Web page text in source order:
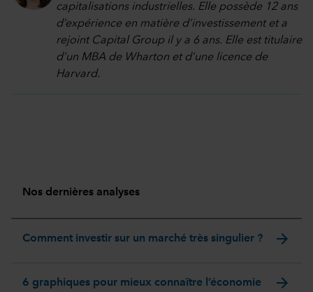
capitalisations industrielles. Elle possède 12 ans
d’expérience en matière d’investissement et a
rejoint Capital Group il y a 6 ans. Elle est titulaire
d’un MBA de Wharton et d’une licence de
Harvard.
Nos dernières analyses
Comment investir sur un marché très singulier ? arrow_forward
6 graphiques pour mieux connaître l’économie
arrow_forward